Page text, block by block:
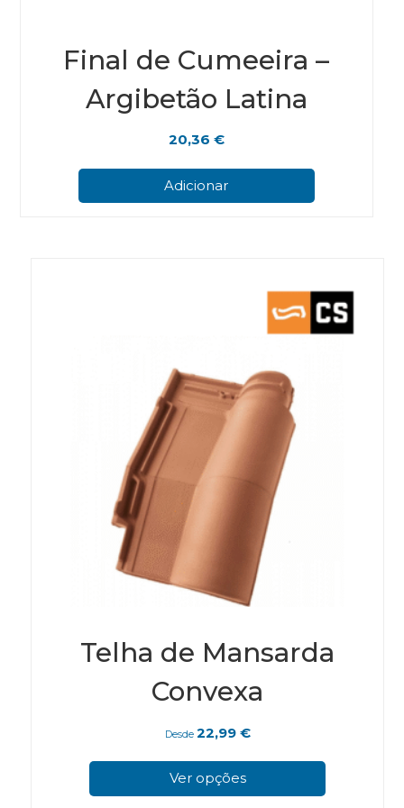
Final de Cumeeira –
Argibetão Latina
20,36 €
Adicionar
Telha de Mansarda
Convexa
Desde 22,99 €
Ver opções